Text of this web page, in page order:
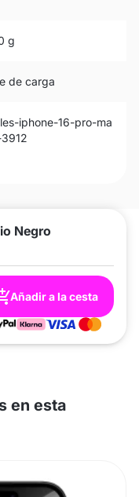
Negro
Añadir a la cesta
g
de carga
iphone-16-pro-ma
en esta